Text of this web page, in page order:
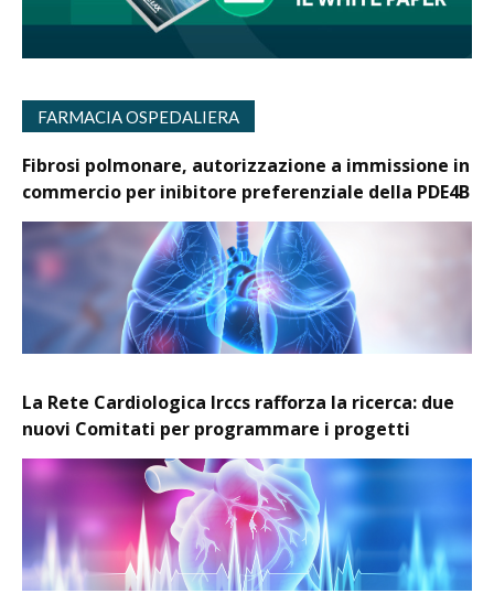
FARMACIA OSPEDALIERA
Fibrosi polmonare, autorizzazione a immissione in
commercio per inibitore preferenziale della PDE4B
La Rete Cardiologica Irccs rafforza la ricerca: due
nuovi Comitati per programmare i progetti